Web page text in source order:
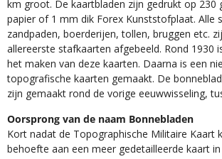
km groot. De kaartbladen zijn gedrukt op 230
papier of 1 mm dik Forex Kunststofplaat. Alle
zandpaden, boerderijen, tollen, bruggen etc.
allereerste stafkaarten afgebeeld. Rond 1930
het maken van deze kaarten. Daarna is een
topografische kaarten gemaakt. De
zijn gemaakt rond de vorige eeuwwisseling,
Oorsprong van de naam Bonnebladen
Kort nadat de Topographische Militaire Kaart
behoefte aan een meer gedetailleerde kaart